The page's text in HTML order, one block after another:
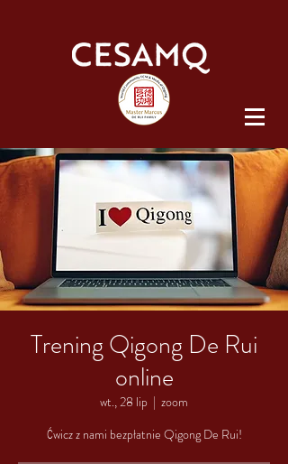
Trening Qigong De Rui
online
wt., 28 lip
  |
zoom
Ćwicz z nami bezpłatnie Qigong De Rui!